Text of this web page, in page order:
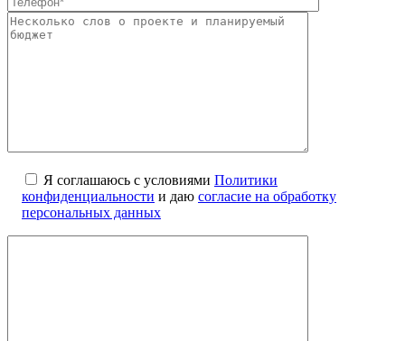
Я соглашаюсь с условиями Политики
конфиденциальности и даю согласие на обработку
персональных данных